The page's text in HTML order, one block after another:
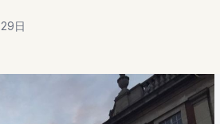
日